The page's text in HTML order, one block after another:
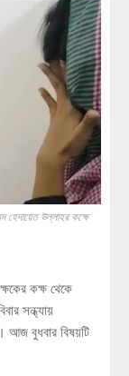
হেদায়েত উল্লাহর কক্ষে
কক্ষ থেকে
সন্ধ্যায়
আজ বুধবার বিষয়টি